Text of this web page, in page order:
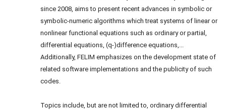
since 2008, aims to present recent advances in symbolic or
symbolic-numeric algorithms which treat systems of linear or
nonlinear functional equations such as ordinary or partial,
differential equations, (q-)difference equations,...
Additionally, FELIM emphasizes on the development state of
related software implementations and the publicity of such
codes.
Topics include, but are not limited to, ordinary differential